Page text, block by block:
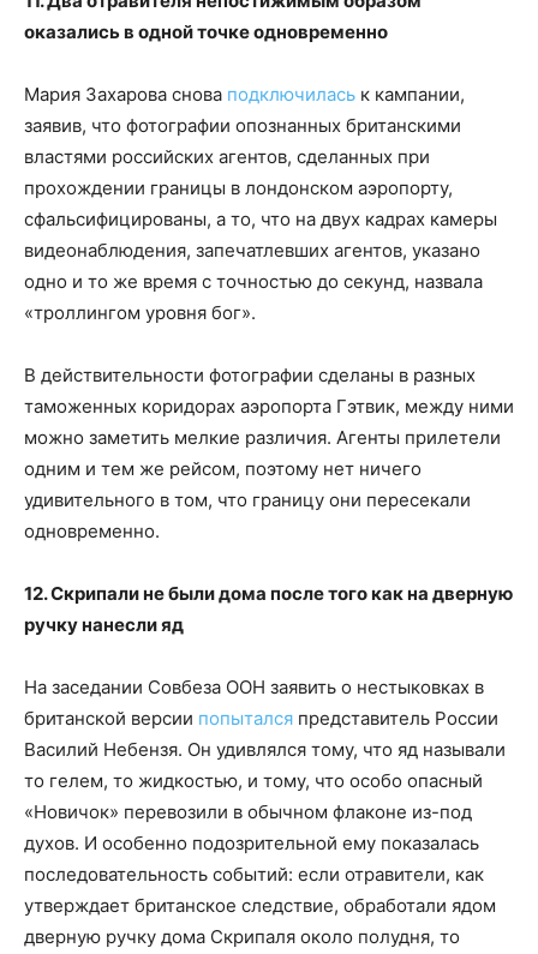
оказались в одной точке одновременно
Мария Захарова снова подключилась к кампании,
заявив, что фотографии опознанных британскими
властями российских агентов, сделанных при
прохождении границы в лондонском аэропорту,
сфальсифицированы, а то, что на двух кадрах камеры
видеонаблюдения, запечатлевших агентов, указано
одно и то же время с точностью до секунд, назвала
«троллингом уровня бог».
В действительности фотографии сделаны в разных
таможенных коридорах аэропорта Гэтвик, между ними
можно заметить мелкие различия. Агенты прилетели
одним и тем же рейсом, поэтому нет ничего
удивительного в том, что границу они пересекали
одновременно.
12. Скрипали не были дома после того как на дверную
ручку нанесли яд
На заседании Совбеза ООН заявить о нестыковках в
британской версии попытался представитель России
Василий Небензя. Он удивлялся тому, что яд называли
то гелем, то жидкостью, и тому, что особо опасный
«Новичок» перевозили в обычном флаконе из-под
духов. И особенно подозрительной ему показалась
последовательность событий: если отравители, как
утверждает британское следствие, обработали ядом
дверную ручку дома Скрипаля около полудня, то